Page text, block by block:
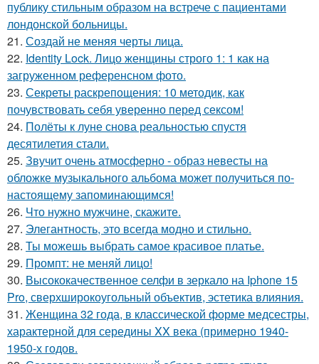
публику стильным образом на встрече с пациентами
лондонской больницы.
21. Создай не меняя черты лица.
22. Identity Lock. Лицо женщины строго 1: 1 как на
загруженном референсном фото.
23. Секреты раскрепощения: 10 методик, как
почувствовать себя уверенно перед сексом!
24. Полёты к луне снова реальностью спустя
десятилетия стали.
25. Звучит очень атмосферно - образ невесты на
обложке музыкального альбома может получиться по-
настоящему запоминающимся!
26. Что нужно мужчине, скажите.
27. Элегантность, это всегда модно и стильно.
28. Ты можешь выбрать самое красивое платье.
29. Промпт: не меняй лицо!
30. Высококачественное селфи в зеркало на Iphone 15
Pro, сверхширокоугольный объектив, эстетика влияния.
31. Женщина 32 года, в классической форме медсестры,
характерной для середины XX века (примерно 1940-
1950-х годов.